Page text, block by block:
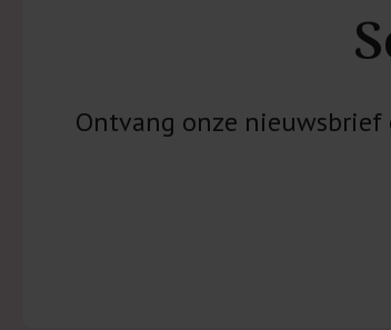
Ontvang onze nieuwsbrief